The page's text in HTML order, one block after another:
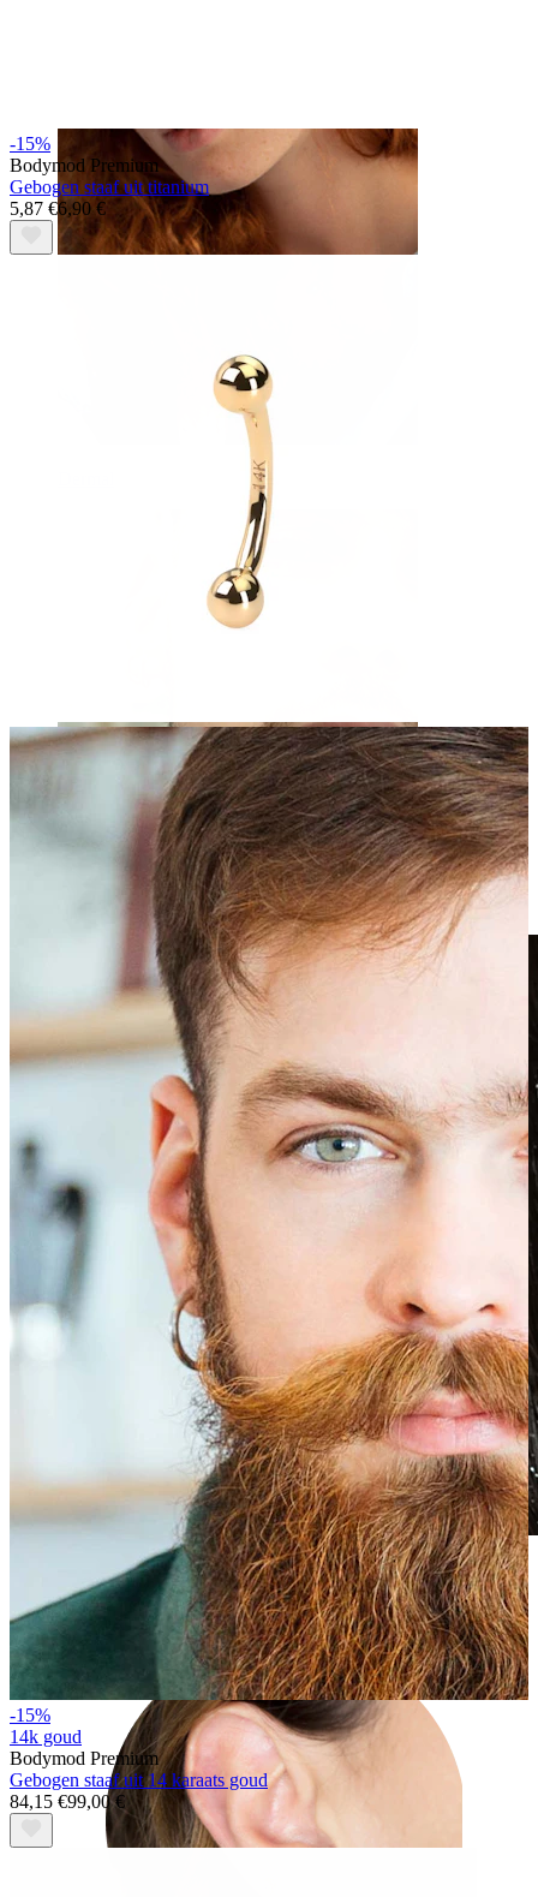
Waterbestendig
Oor piercings
-15%
Bodymod Premium
Gebogen staaf uit titanium
5,87 €6,90 €
-15%
14k goud
Bodymod Premium
Gebogen staaf uit 14 karaats goud
84,15 €99,00 €